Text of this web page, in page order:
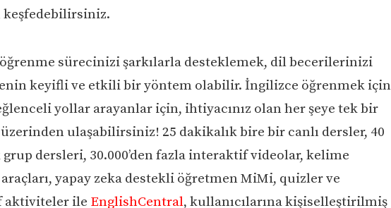
keşfedebilirsiniz.
sürecinizi şarkılarla desteklemek, dil becerilerinizi
keyifli ve etkili bir yöntem olabilir. İngilizce öğrenmek için
yollar arayanlar için, ihtiyacınız olan her şeye tek bir
ulaşabilirsiniz! 25 dakikalık bire bir canlı dersler, 40
grup dersleri, 30.000’den fazla interaktif videolar, kelime
yapay zeka destekli öğretmen MiMi, quizler ve
aktiviteler ile EnglishCentral, kullanıcılarına kişiselleştirilmiş